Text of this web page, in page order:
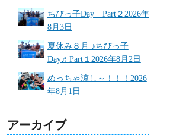
ちびっ子Day Part２ 2026年
8月3日
夏休み８月 ♪ちびっ子
Day♬Part１ 2026年8月2日
めっちゃ涼し～！！！ 2026
年8月1日
アーカイブ